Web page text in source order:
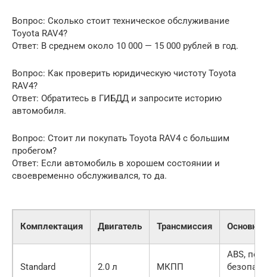
Вопрос: Сколько стоит техническое обслуживание
Toyota RAV4?
Ответ: В среднем около 10 000 — 15 000 рублей в год.
Вопрос: Как проверить юридическую чистоту Toyota
RAV4?
Ответ: Обратитесь в ГИБДД и запросите историю
автомобиля.
Вопрос: Стоит ли покупать Toyota RAV4 с большим
пробегом?
Ответ: Если автомобиль в хорошем состоянии и
своевременно обслуживался, то да.
Комплектация Двигатель Трансмиссия
Standard 2.0 л МКПП
ABS,